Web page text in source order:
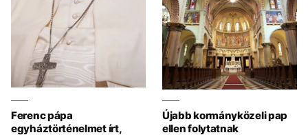
Ferenc pápa
egyháztörténelmet írt,
Újabb kormányközeli pap
ellen folytatnak